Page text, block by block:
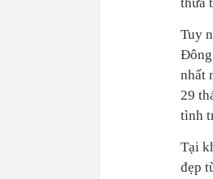
Tuy
Đông
nhất
29
tình
Tại
đẹp